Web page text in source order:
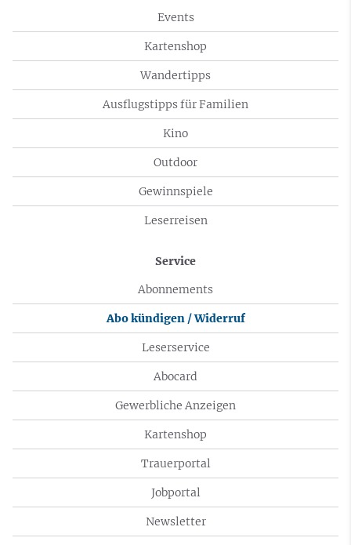
Events
Kartenshop
Wandertipps
Ausflugstipps für Familien
Kino
Outdoor
Gewinnspiele
Leserreisen
Service
Abonnements
Abo kündigen / Widerruf
Leserservice
Abocard
Gewerbliche Anzeigen
Kartenshop
Trauerportal
Jobportal
Newsletter